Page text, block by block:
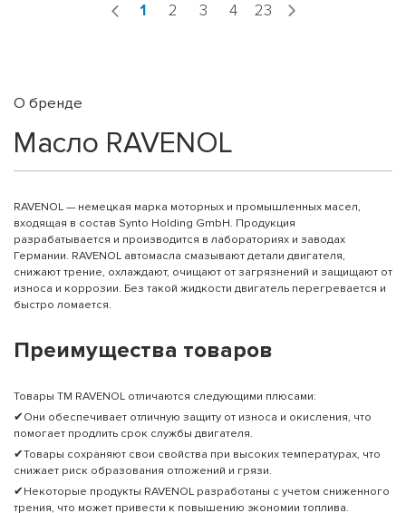
1 2 3 4 23
О бренде
Масло RAVENOL
RAVENOL — немецкая марка моторных и промышленных масел,
входящая в состав Synto Holding GmbH. Продукция
разрабатывается и производится в лабораториях и заводах
Германии. RAVENOL автомасла смазывают детали двигателя,
снижают трение, охлаждают, очищают от загрязнений и защищают от
износа и коррозии. Без такой жидкости двигатель перегревается и
быстро ломается.
Преимущества товаров
Товары ТМ RAVENOL отличаются следующими плюсами:
✔Они обеспечивает отличную защиту от износа и окисления, что
помогает продлить срок службы двигателя.
✔Товары сохраняют свои свойства при высоких температурах, что
снижает риск образования отложений и грязи.
✔Некоторые продукты RAVENOL разработаны с учетом сниженного
трения, что может привести к повышению экономии топлива.